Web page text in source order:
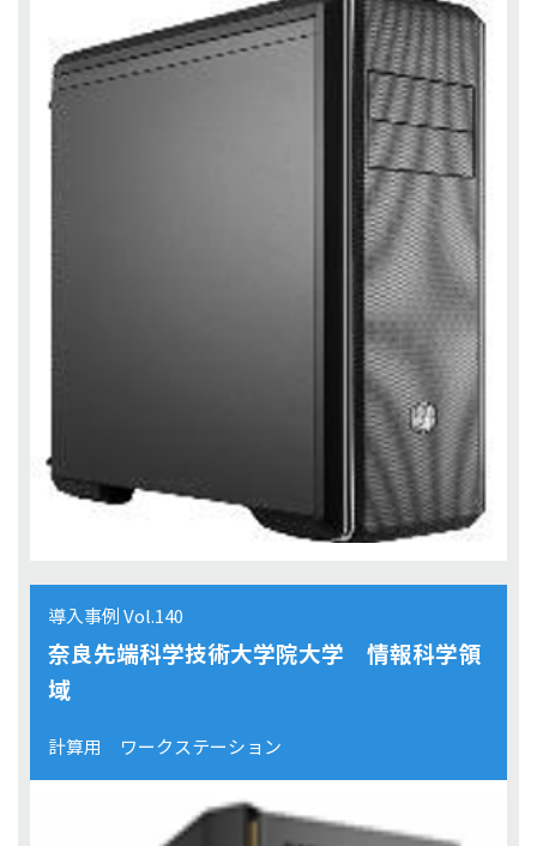
導入事例 Vol.140
奈良先端科学技術大学院大学 情報科学領
域
計算用 ワークステーション